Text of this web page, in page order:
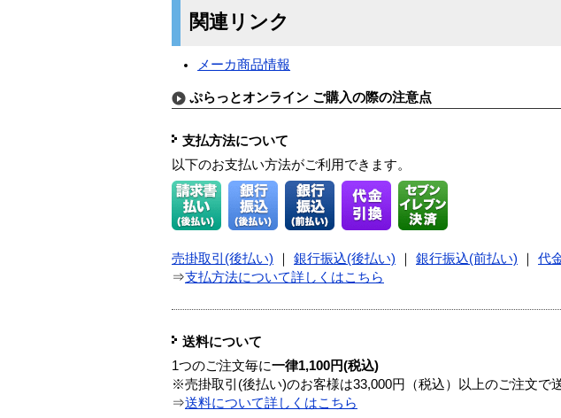
関連リンク
メーカ商品情報
ぷらっとオンライン ご購入の際の注意点
支払方法について
以下のお支払い方法がご利用できます。
売掛取引(後払い) 銀行振込(後払い) 銀行振込(前払い) 代
⇒支払方法について詳しくはこちら
送料について
1つのご注文毎に一律1,100円(税込)
※売掛取引(後払い)のお客様は33,000円（税込）以上のご注文で
⇒送料について詳しくはこちら